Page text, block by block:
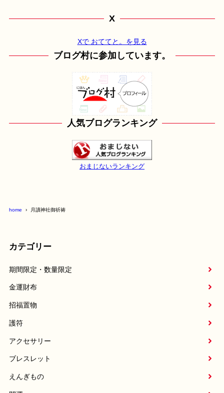
X
Xで おててと。を見る
ブログ村に参加しています。
人気ブログランキング
おまじないランキング
home 月讀神社御祈祷
カテゴリー
期間限定・数量限定
金運財布
招福置物
護符
アクセサリー
ブレスレット
えんぎもの